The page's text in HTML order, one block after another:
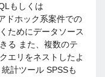
もしくは
ドホック系案件での
ためにデータソース
る また、複数のテ
エリをネストしたよ
計ツール SPSSも